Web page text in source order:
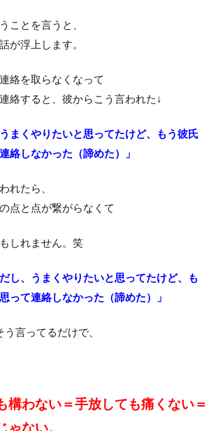
ことを言うと、
が浮上します。
絡を取らなくなって
絡すると、彼からこう言われた↓
まくやりたいと思ってたけど、もう彼氏
絡しなかった（諦めた）」
れたら、
点と点が繋がらなくて
しれません。笑
だし、うまくやりたいと思ってたけど、も
って連絡しなかった（諦めた）」
言ってるだけで、
構わない＝手放しても痛くない＝
ゃない。